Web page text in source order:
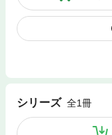
シリーズ 全1冊